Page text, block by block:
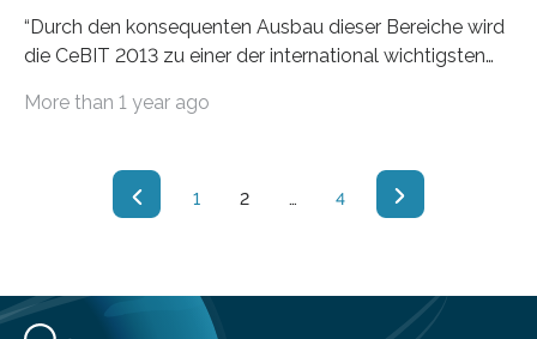
“Durch den konsequenten Ausbau dieser Bereiche wird
die CeBIT 2013 zu einer der international wichtigsten
More than 1 year ago
1 2 … 4